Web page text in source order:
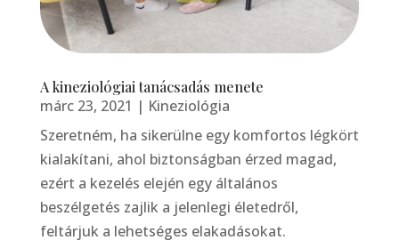
A kineziológiai tanácsadás menete
márc 23, 2021 | Kineziológia
Szeretném, ha sikerülne egy komfortos légkört
kialakítani, ahol biztonságban érzed magad,
ezért a kezelés elején egy általános
beszélgetés zajlik a jelenlegi életedről,
feltárjuk a lehetséges elakadásokat.